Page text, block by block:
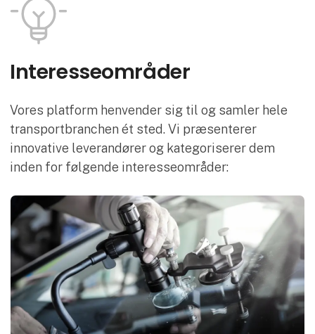
Interesse­områder
Vores platform henvender sig til og samler hele
transportbranchen ét sted. Vi præsenterer
innovative leverandører og kategoriserer dem
inden for følgende interesseområder: